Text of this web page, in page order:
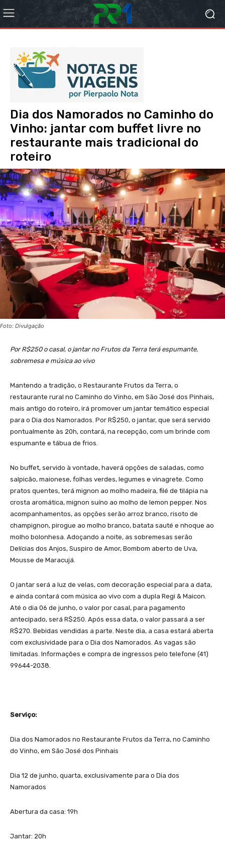
Dia dos Namorados no Caminho do
Vinho: jantar com buffet livre no
restaurante mais tradicional do
roteiro
Foto: Divulgação
Por R$250 o casal, o jantar no Frutos da Terra terá espumante,
sobremesa e música ao vivo
Mantendo a tradição, o Restaurante Frutos da Terra, o
restaurante rural no Caminho do Vinho, em São José dos Pinhais,
mais antigo do roteiro, irá promover um jantar temático especial
para o Dia dos Namorados. Por R$250, o jantar, que será servido
pontualmente às 20h, contará, na recepção, com um brinde com
espumante e tábua de frios.
No buffet, servido à vontade, haverá opções de saladas, como
salpicão, maionese, folhas verdes, legumes e vinagrete. Como
pratos quentes, terá mignon ao molho madeira, filé de tilápia na
crosta aromática, mignon suíno ao molho de lemon pepper. Nos
acompanhamentos, as opções serão arroz branco, risoto de
champignon, pirogue ao molho branco, batata sauté e nhoque ao
molho bolonhesa. Adoçando a noite, as sobremesas serão
Delícias dos Anjos, Suspiro de Amor, Bombom aberto de Uva,
Mousse de Maracujá.
O jantar será a luz de velas, com decoração especial para a data,
e ainda contará com música ao vivo com a dupla Regi & Maicon.
Até o dia 06 de junho, o valor por casal, para pagamento
antecipado, será R$250. Após essa data, o valor passará a ser
R$270. Bebidas vendidas a parte. Neste dia, a casa estará aberta
com exclusividade para o Dia dos Namorados. As vagas são
limitadas. Informações e compra de ingressos pelo telefone (41)
99644-2038.
Serviço:
Dia dos Namorados no Restaurante Frutos da Terra, no Caminho
do Vinho, em São José dos Pinhais
Dia 12 de junho, quarta, exclusivamente para o Dia dos
Namorados
Abertura da casa: 19h
Jantar: 20h